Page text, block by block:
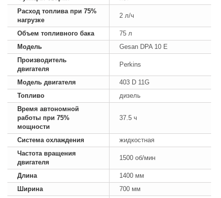
Расход топлива при 75%
нагрузке
2 л/ч
Объем топливного бака
75 л
Модель
Gesan DPA 10 E
Производитель
двигателя
Perkins
Модель двигателя
403 D 11G
Топливо
дизель
Время автономной
работы при 75%
мощности
37.5 ч
Система охлаждения
жидкостная
Частота вращения
двигателя
1500 об/мин
Длина
1400 мм
Ширина
700 мм